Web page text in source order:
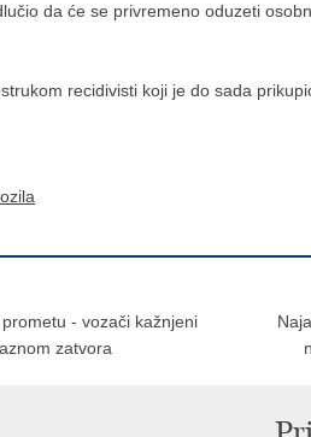
da će se privremeno oduzeti
recidivisti koji je do sada
- vozači kažnjeni
zatvora